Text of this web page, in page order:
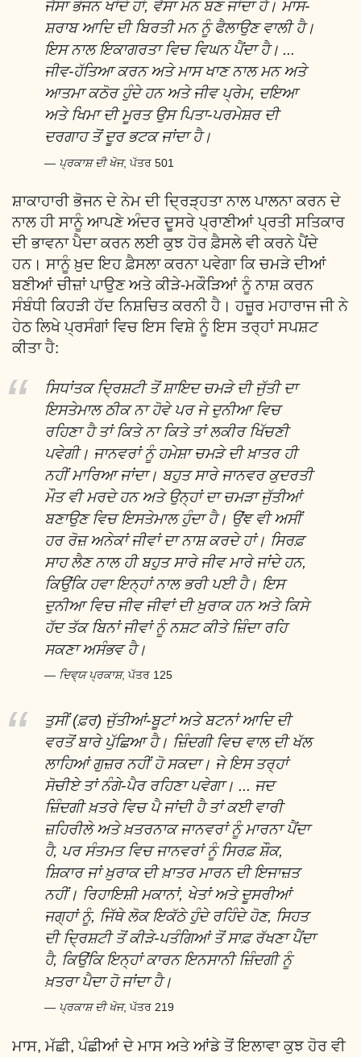
ਜੈਸਾ ਭੋਜਨ ਖਾਂਦੇ ਹਾਂ, ਵੈਸਾ ਮਨ ਬਣ ਜਾਂਦਾ ਹੈ। ਮਾਸ-
ਸ਼ਰਾਬ ਆਦਿ ਦੀ ਬਿਰਤੀ ਮਨ ਨੂੰ ਫੈਲਾਉਣ ਵਾਲੀ ਹੈ।
ਇਸ ਨਾਲ ਇਕਾਗਰਤਾ ਵਿਚ ਵਿਘਨ ਪੈਂਦਾ ਹੈ। ...
ਜੀਵ-ਹੱਤਿਆ ਕਰਨ ਅਤੇ ਮਾਸ ਖਾਣ ਨਾਲ ਮਨ ਅਤੇ
ਆਤਮਾ ਕਠੋਰ ਹੁੰਦੇ ਹਨ ਅਤੇ ਜੀਵ ਪ੍ਰੇਮ, ਦਇਆ
ਅਤੇ ਖਿਮਾ ਦੀ ਮੂਰਤ ਉਸ ਪਿਤਾ-ਪਰਮੇਸ਼ਰ ਦੀ
ਦਰਗਾਹ ਤੋਂ ਦੂਰ ਭਟਕ ਜਾਂਦਾ ਹੈ।
ਪ੍ਰਕਾਸ਼ ਦੀ ਖੋਜ, ਪੱਤਰ 501
ਸ਼ਾਕਾਹਾਰੀ ਭੋਜਨ ਦੇ ਨੇਮ ਦੀ ਦ੍ਰਿੜ੍ਹਤਾ ਨਾਲ ਪਾਲਨਾ ਕਰਨ ਦੇ
ਨਾਲ ਹੀ ਸਾਨੂੰ ਆਪਣੇ ਅੰਦਰ ਦੂਸਰੇ ਪ੍ਰਾਣੀਆਂ ਪ੍ਰਤੀ ਸਤਿਕਾਰ
ਦੀ ਭਾਵਨਾ ਪੈਦਾ ਕਰਨ ਲਈ ਕੁਝ ਹੋਰ ਫ਼ੈਸਲੇ ਵੀ ਕਰਨੇ ਪੈਂਦੇ
ਹਨ। ਸਾਨੂੰ ਖ਼ੁਦ ਇਹ ਫ਼ੈਸਲਾ ਕਰਨਾ ਪਵੇਗਾ ਕਿ ਚਮੜੇ ਦੀਆਂ
ਬਣੀਆਂ ਚੀਜ਼ਾਂ ਪਾਉਣ ਅਤੇ ਕੀੜੇ-ਮਕੌੜਿਆਂ ਨੂੰ ਨਾਸ਼ ਕਰਨ
ਸੰਬੰਧੀ ਕਿਹੜੀ ਹੱਦ ਨਿਸ਼ਚਿਤ ਕਰਨੀ ਹੈ। ਹਜ਼ੂਰ ਮਹਾਰਾਜ ਜੀ ਨੇ
ਹੇਠ ਲਿਖੇ ਪ੍ਰਸੰਗਾਂ ਵਿਚ ਇਸ ਵਿਸ਼ੇ ਨੂੰ ਇਸ ਤਰ੍ਹਾਂ ਸਪਸ਼ਟ
ਕੀਤਾ ਹੈ:
ਸਿਧਾਂਤਕ ਦ੍ਰਿਸ਼ਟੀ ਤੋਂ ਸ਼ਾਇਦ ਚਮੜੇ ਦੀ ਜੁੱਤੀ ਦਾ
ਇਸਤੇਮਾਲ ਠੀਕ ਨਾ ਹੋਵੇ ਪਰ ਜੇ ਦੁਨੀਆ ਵਿਚ
ਰਹਿਣਾ ਹੈ ਤਾਂ ਕਿਤੇ ਨਾ ਕਿਤੇ ਤਾਂ ਲਕੀਰ ਖਿੱਚਣੀ
ਪਵੇਗੀ। ਜਾਨਵਰਾਂ ਨੂੰ ਹਮੇਸ਼ਾ ਚਮੜੇ ਦੀ ਖ਼ਾਤਰ ਹੀ
ਨਹੀਂ ਮਾਰਿਆ ਜਾਂਦਾ। ਬਹੁਤ ਸਾਰੇ ਜਾਨਵਰ ਕੁਦਰਤੀ
ਮੌਤ ਵੀ ਮਰਦੇ ਹਨ ਅਤੇ ਉਨ੍ਹਾਂ ਦਾ ਚਮੜਾ ਜੁੱਤੀਆਂ
ਬਣਾਉਣ ਵਿਚ ਇਸਤੇਮਾਲ ਹੁੰਦਾ ਹੈ। ਉਂਞ ਵੀ ਅਸੀਂ
ਹਰ ਰੋਜ਼ ਅਨੇਕਾਂ ਜੀਵਾਂ ਦਾ ਨਾਸ਼ ਕਰਦੇ ਹਾਂ। ਸਿਰਫ਼
ਸਾਹ ਲੈਣ ਨਾਲ ਹੀ ਬਹੁਤ ਸਾਰੇ ਜੀਵ ਮਾਰੇ ਜਾਂਦੇ ਹਨ,
ਕਿਉਂਕਿ ਹਵਾ ਇਨ੍ਹਾਂ ਨਾਲ ਭਰੀ ਪਈ ਹੈ। ਇਸ
ਦੁਨੀਆ ਵਿਚ ਜੀਵ ਜੀਵਾਂ ਦੀ ਖ਼ੁਰਾਕ ਹਨ ਅਤੇ ਕਿਸੇ
ਹੱਦ ਤੱਕ ਬਿਨਾਂ ਜੀਵਾਂ ਨੂੰ ਨਸ਼ਟ ਕੀਤੇ ਜ਼ਿੰਦਾ ਰਹਿ
ਸਕਣਾ ਅਸੰਭਵ ਹੈ।
ਦਿਵ੍ਯ ਪ੍ਰਕਾਸ਼, ਪੱਤਰ 125
ਤੁਸੀਂ (ਫ਼ਰ) ਜੁੱਤੀਆਂ-ਬੂਟਾਂ ਅਤੇ ਬਟਨਾਂ ਆਦਿ ਦੀ
ਵਰਤੋਂ ਬਾਰੇ ਪੁੱਛਿਆ ਹੈ। ਜ਼ਿੰਦਗੀ ਵਿਚ ਵਾਲ ਦੀ ਖੱਲ
ਲਾਹਿਆਂ ਗੁਜ਼ਰ ਨਹੀਂ ਹੋ ਸਕਦਾ। ਜੇ ਇਸ ਤਰ੍ਹਾਂ
ਸੋਚੀਏ ਤਾਂ ਨੰਗੇ-ਪੈਰ ਰਹਿਣਾ ਪਵੇਗਾ। ... ਜਦ
ਜ਼ਿੰਦਗੀ ਖ਼ਤਰੇ ਵਿਚ ਪੈ ਜਾਂਦੀ ਹੈ ਤਾਂ ਕਈ ਵਾਰੀ
ਜ਼ਹਿਰੀਲੇ ਅਤੇ ਖ਼ਤਰਨਾਕ ਜਾਨਵਰਾਂ ਨੂੰ ਮਾਰਨਾ ਪੈਂਦਾ
ਹੈ, ਪਰ ਸੰਤਮਤ ਵਿਚ ਜਾਨਵਰਾਂ ਨੂੰ ਸਿਰਫ਼ ਸ਼ੌਕ,
ਸ਼ਿਕਾਰ ਜਾਂ ਖ਼ੁਰਾਕ ਦੀ ਖ਼ਾਤਰ ਮਾਰਨ ਦੀ ਇਜਾਜ਼ਤ
ਨਹੀਂ। ਰਿਹਾਇਸ਼ੀ ਮਕਾਨਾਂ, ਖੇਤਾਂ ਅਤੇ ਦੂਸਰੀਆਂ
ਜਗ੍ਹਾਂ ਨੂੰ, ਜਿੱਥੇ ਲੋਕ ਇਕੱਠੇ ਹੁੰਦੇ ਰਹਿੰਦੇ ਹੋਣ, ਸਿਹਤ
ਦੀ ਦ੍ਰਿਸ਼ਟੀ ਤੋਂ ਕੀੜੇ-ਪਤੰਗਿਆਂ ਤੋਂ ਸਾਫ਼ ਰੱਖਣਾ ਪੈਂਦਾ
ਹੈ, ਕਿਉਂਕਿ ਇਨ੍ਹਾਂ ਕਾਰਨ ਇਨਸਾਨੀ ਜ਼ਿੰਦਗੀ ਨੂੰ
ਖ਼ਤਰਾ ਪੈਦਾ ਹੋ ਜਾਂਦਾ ਹੈ।
ਪ੍ਰਕਾਸ਼ ਦੀ ਖੋਜ, ਪੱਤਰ 219
ਮਾਸ, ਮੱਛੀ, ਪੰਛੀਆਂ ਦੇ ਮਾਸ ਅਤੇ ਆਂਡੇ ਤੋਂ ਇਲਾਵਾ ਕੁਝ ਹੋਰ ਵੀ